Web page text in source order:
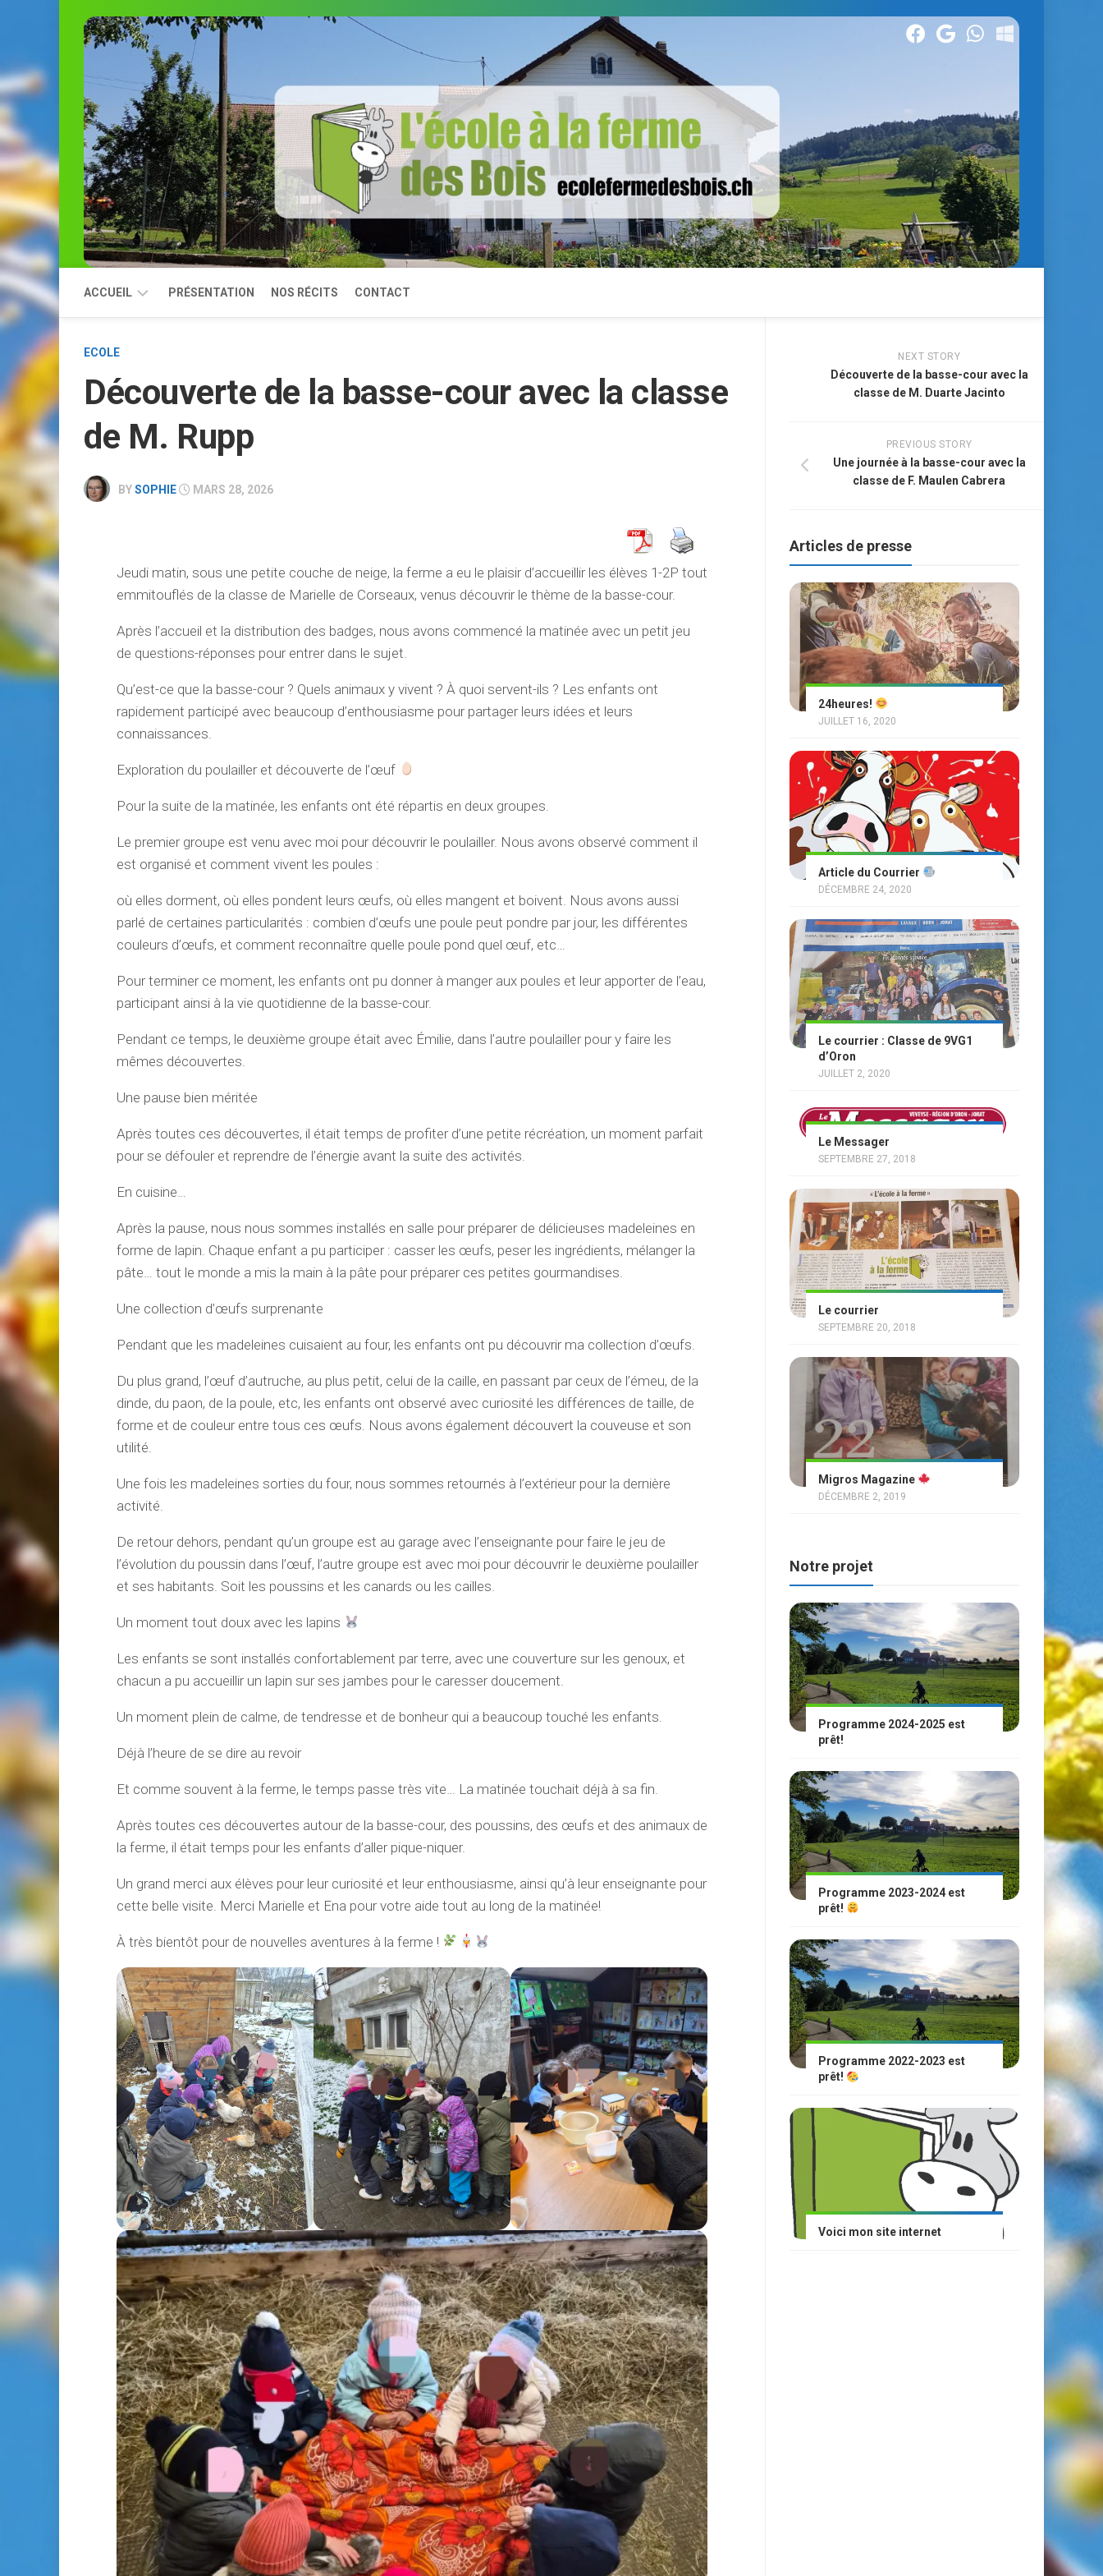
ACCUEIL
MODULES
RÉSERVATION
PRÉSENTATION NOS RÉCITS CONTACT
ECOLE
Découverte de la basse-cour avec la classe
de M. Rupp
BYSOPHIE MARS 28, 2026
Jeudi matin, sous une petite couche de neige, la ferme a eu le plaisir d’accueillir les élèves 1-2P tout
emmitouflés de la classe de Marielle de Corseaux, venus découvrir le thème de la basse-cour.
Après l’accueil et la distribution des badges, nous avons commencé la matinée avec un petit jeu
de questions-réponses pour entrer dans le sujet.
Qu’est-ce que la basse-cour ? Quels animaux y vivent ? À quoi servent-ils ? Les enfants ont
rapidement participé avec beaucoup d’enthousiasme pour partager leurs idées et leurs
connaissances.
Exploration du poulailler et découverte de l’œuf
Pour la suite de la matinée, les enfants ont été répartis en deux groupes.
Le premier groupe est venu avec moi pour découvrir le poulailler. Nous avons observé comment il
est organisé et comment vivent les poules :
où elles dorment, où elles pondent leurs œufs, où elles mangent et boivent. Nous avons aussi
parlé de certaines particularités : combien d’œufs une poule peut pondre par jour, les différentes
couleurs d’œufs, et comment reconnaître quelle poule pond quel œuf, etc…
Pour terminer ce moment, les enfants ont pu donner à manger aux poules et leur apporter de l’eau,
participant ainsi à la vie quotidienne de la basse-cour.
Pendant ce temps, le deuxième groupe était avec Émilie, dans l’autre poulailler pour y faire les
mêmes découvertes.
Une pause bien méritée
Après toutes ces découvertes, il était temps de profiter d’une petite récréation, un moment parfait
pour se défouler et reprendre de l’énergie avant la suite des activités.
En cuisine…
Après la pause, nous nous sommes installés en salle pour préparer de délicieuses madeleines en
forme de lapin. Chaque enfant a pu participer : casser les œufs, peser les ingrédients, mélanger la
pâte… tout le monde a mis la main à la pâte pour préparer ces petites gourmandises.
Une collection d’œufs surprenante
Pendant que les madeleines cuisaient au four, les enfants ont pu découvrir ma collection d’œufs.
Du plus grand, l’œuf d’autruche, au plus petit, celui de la caille, en passant par ceux de l’émeu, de la
dinde, du paon, de la poule, etc, les enfants ont observé avec curiosité les différences de taille, de
forme et de couleur entre tous ces œufs. Nous avons également découvert la couveuse et son
utilité.
Une fois les madeleines sorties du four, nous sommes retournés à l’extérieur pour la dernière
activité.
De retour dehors, pendant qu’un groupe est au garage avec l’enseignante pour faire le jeu de
l’évolution du poussin dans l’œuf, l’autre groupe est avec moi pour découvrir le deuxième poulailler
et ses habitants. Soit les poussins et les canards ou les cailles.
Un moment tout doux avec les lapins
Les enfants se sont installés confortablement par terre, avec une couverture sur les genoux, et
chacun a pu accueillir un lapin sur ses jambes pour le caresser doucement.
Un moment plein de calme, de tendresse et de bonheur qui a beaucoup touché les enfants.
Déjà l’heure de se dire au revoir
Et comme souvent à la ferme, le temps passe très vite… La matinée touchait déjà à sa fin.
Après toutes ces découvertes autour de la basse-cour, des poussins, des œufs et des animaux de
la ferme, il était temps pour les enfants d’aller pique-niquer.
Un grand merci aux élèves pour leur curiosité et leur enthousiasme, ainsi qu’à leur enseignante pour
cette belle visite. Merci Marielle et Ena pour votre aide tout au long de la matinée!
À très bientôt pour de nouvelles aventures à la ferme !
NEXT STORY
Découverte de la basse-cour avec la
classe de M. Duarte Jacinto
PREVIOUS STORY
Une journée à la basse-cour avec la
classe de F. Maulen Cabrera
Articles de presse
24heures!
JUILLET 16, 2020
Article du Courrier
DÉCEMBRE 24, 2020
Le courrier : Classe de 9VG1
d’Oron
JUILLET 2, 2020
Le Messager
SEPTEMBRE 27, 2018
Le courrier
SEPTEMBRE 20, 2018
Migros Magazine
DÉCEMBRE 2, 2019
Notre projet
Programme 2024-2025 est
prêt!
Programme 2023-2024 est
prêt!
Programme 2022-2023 est
prêt!
Voici mon site internet